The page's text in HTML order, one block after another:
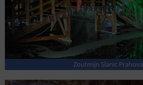
Zoutmijn Slanic Prahova